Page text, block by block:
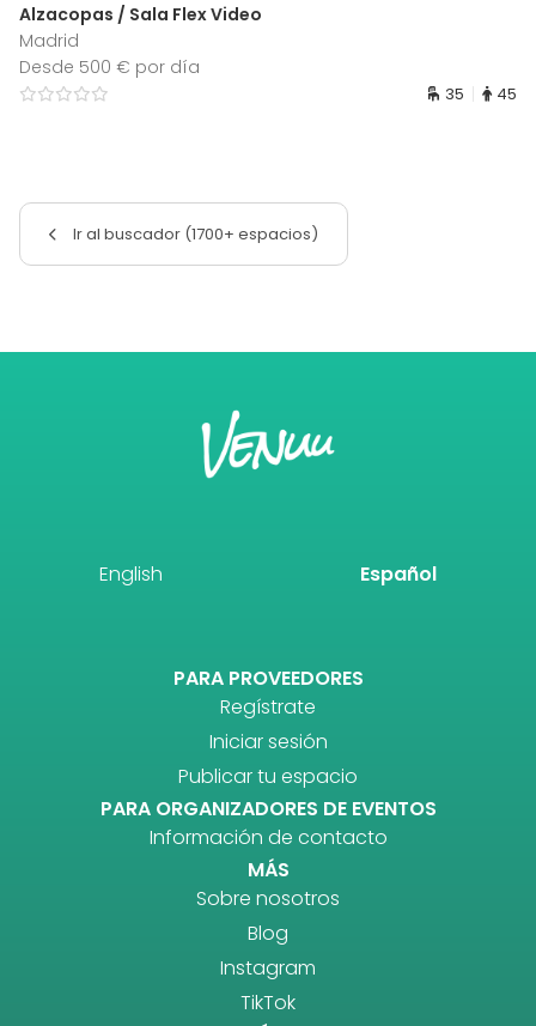
Alzacopas / Sala Flex Video
Madrid
Desde 500 € por día
35 45
Ir al buscador (1700+ espacios)
English Español
PARA PROVEEDORES
Regístrate
Iniciar sesión
Publicar tu espacio
PARA ORGANIZADORES DE EVENTOS
Información de contacto
MÁS
Sobre nosotros
Blog
Instagram
TikTok